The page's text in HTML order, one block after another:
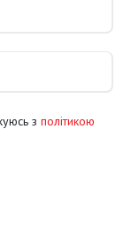
з політикою